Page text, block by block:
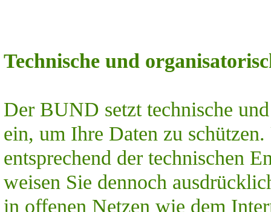
Technische und
Der BUND setzt technische
ein, um Ihre Daten zu
entsprechend der technischen
weisen Sie dennoch
in offenen Netzen wie dem